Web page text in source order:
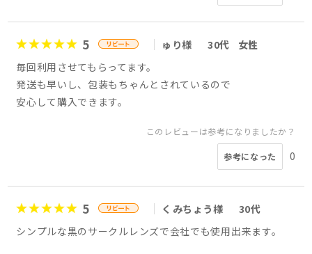
5 ゅり様 30代
女性
毎回利用させてもらってます。
発送も早いし、包装もちゃんとされているので
安心して購入できます。
このレビューは参考になりましたか？
参考になった 0
5 くみちょう様
30代
シンプルな黒のサークルレンズで会社でも使用出来ます。